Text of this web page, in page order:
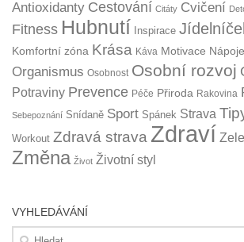
Antioxidanty Cestování Citáty Cvičení
Fitness Hubnutí Inspirace
Komfortní zóna Krása Káva Motivace Nápoje
Organismus Osobnost Osobní rozvoj
Potraviny Prevence Péče Přiroda Rakovina
Sebepoznání Snídaně Sport Spánek Strava
Workout Zdravá strava Zdraví
Změna Život Životní styl
VYHLEDÁVÁNÍ
Vyhledávání